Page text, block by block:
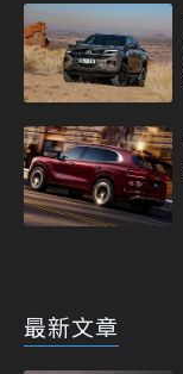
最新文章